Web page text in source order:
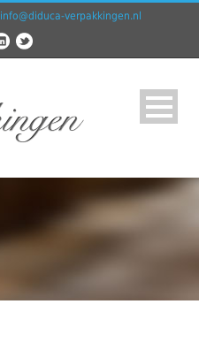
info@diduca-verpakkingen.nl